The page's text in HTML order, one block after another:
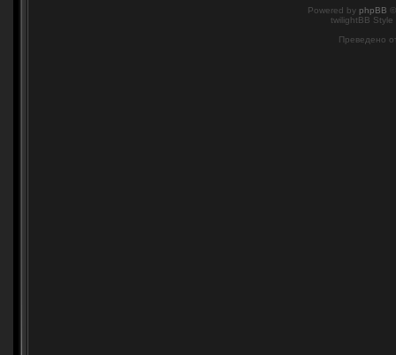
Powered by phpBB
twilightBB
Преведено